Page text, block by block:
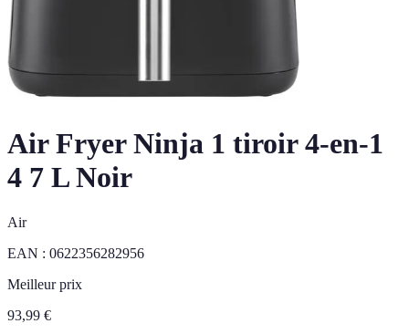
Air Fryer Ninja 1 tiroir 4-en-1
4 7 L Noir
Air
EAN : 0622356282956
Meilleur prix
93,99 €